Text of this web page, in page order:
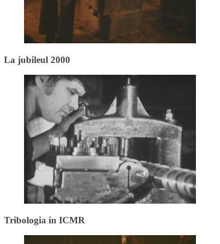
La jubileul 2000
Tribologia in ICMR